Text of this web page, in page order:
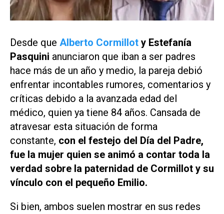
Desde que Alberto Cormillot y Estefanía
Pasquini anunciaron que iban a ser padres
hace más de un año y medio, la pareja debió
enfrentar incontables rumores, comentarios y
críticas debido a la avanzada edad del
médico, quien ya tiene 84 años. Cansada de
atravesar esta situación de forma
constante, con el festejo del Día del Padre,
fue la mujer quien se animó a contar toda la
verdad sobre la paternidad de Cormillot y su
vínculo con el pequeño Emilio.
Si bien, ambos suelen mostrar en sus redes